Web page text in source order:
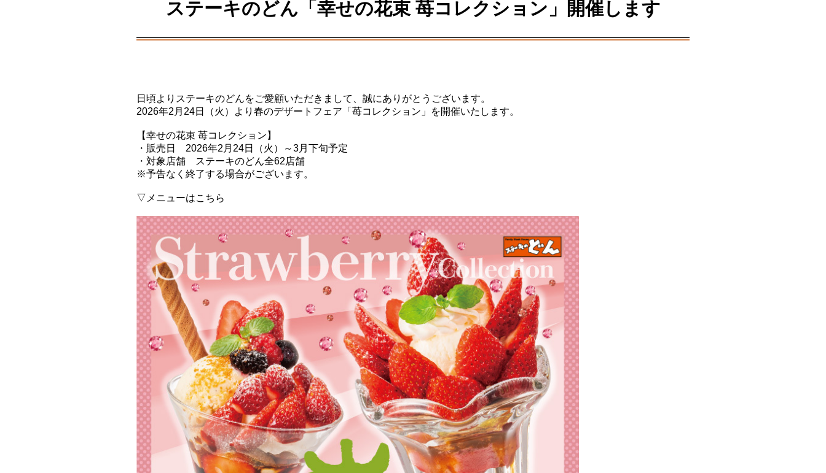
ステーキのどん「幸せの花束 苺コレクション」開催します
日頃よりステーキのどんをご愛顧いただきまして、誠にありがとうございます。
2026年2月24日（火）より春のデザートフェア「苺コレクション」を開催いたします。
【幸せの花束 苺コレクション】
・販売日 2026年2月24日（火）～3月下旬予定
・対象店舗 ステーキのどん全62店舗
※予告なく終了する場合がございます。
▽メニューはこちら